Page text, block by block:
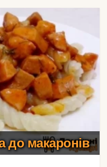
до макаронів